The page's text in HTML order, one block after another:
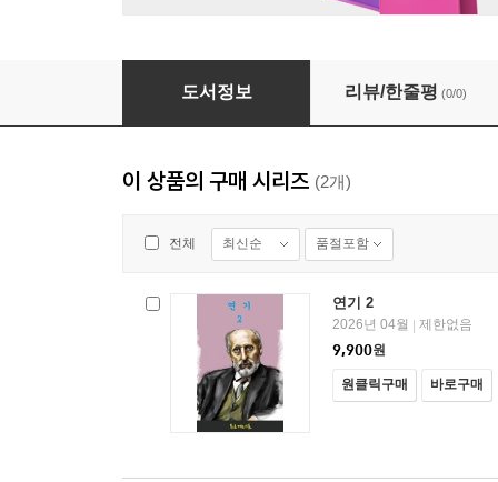
도서정보 리뷰/한줄평 (0/0)
이 상품의 구매 시리즈 (2개)
전체 최신순 품절포함
연기 2
2026년 04월 | 제한없음
9,900원
원클릭구매 바로구매